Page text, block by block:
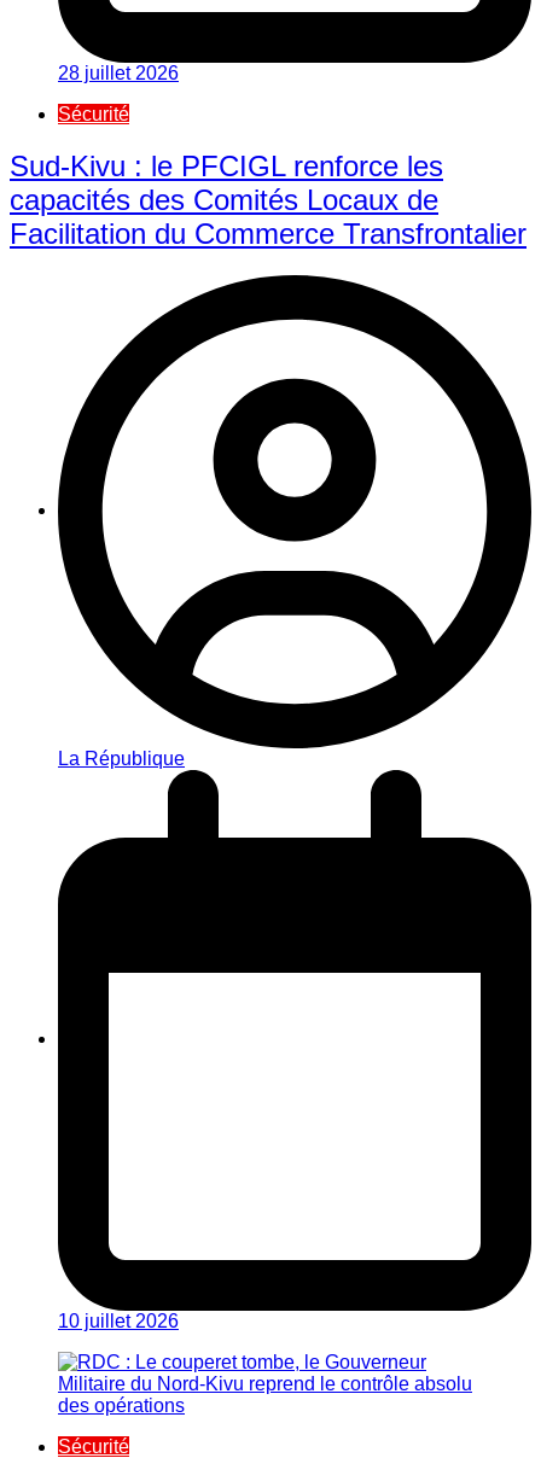
28 juillet 2026
Sécurité
Sud-Kivu : le PFCIGL renforce les
capacités des Comités Locaux de
Facilitation du Commerce Transfrontalier
La République
10 juillet 2026
Sécurité